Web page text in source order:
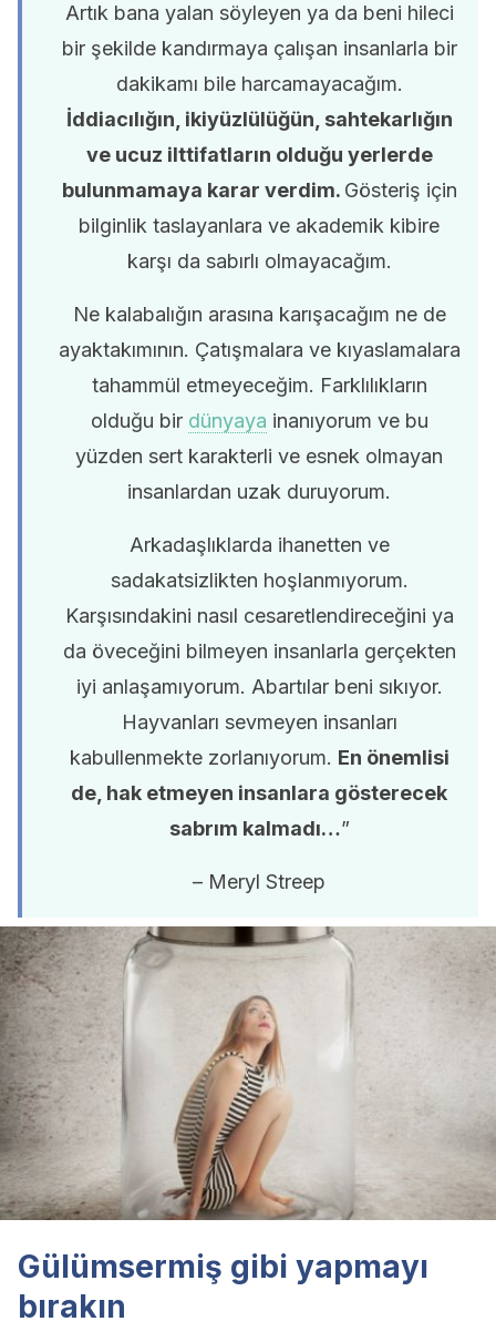
Artık bana yalan söyleyen ya da beni hileci
bir şekilde kandırmaya çalışan insanlarla bir
dakikamı bile harcamayacağım.
İddiacılığın, ikiyüzlülüğün, sahtekarlığın
ve ucuz ilttifatların olduğu yerlerde
bulunmamaya karar verdim. Gösteriş için
bilginlik taslayanlara ve akademik kibire
karşı da sabırlı olmayacağım.
Ne kalabalığın arasına karışacağım ne de
ayaktakımının. Çatışmalara ve kıyaslamalara
tahammül etmeyeceğim. Farklılıkların
olduğu bir dünyaya inanıyorum ve bu
yüzden sert karakterli ve esnek olmayan
insanlardan uzak duruyorum.
Arkadaşlıklarda ihanetten ve
sadakatsizlikten hoşlanmıyorum.
Karşısındakini nasıl cesaretlendireceğini ya
da öveceğini bilmeyen insanlarla gerçekten
iyi anlaşamıyorum. Abartılar beni sıkıyor.
Hayvanları sevmeyen insanları
kabullenmekte zorlanıyorum. En önemlisi
de, hak etmeyen insanlara gösterecek
sabrım kalmadı…”
– Meryl Streep
Gülümsermiş gibi yapmayı
bırakın